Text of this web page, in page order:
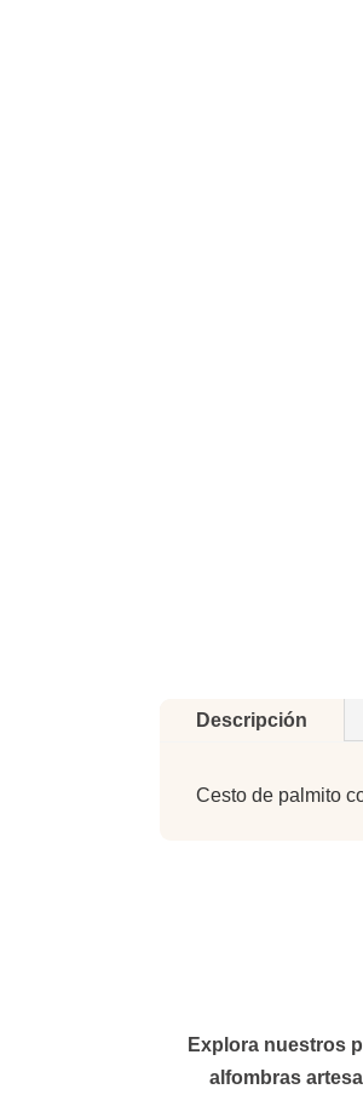
Descripción
Cesto de palmito
Explora nuestros
alfombras